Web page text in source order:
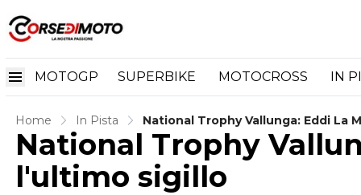
MOTOGP SUPERBIKE MOTOCROSS IN
Home In Pista National Trophy Vallunga: Eddi La
National Trophy
l'ultimo sigillo